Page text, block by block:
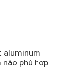
aluminum
nào phù hợp